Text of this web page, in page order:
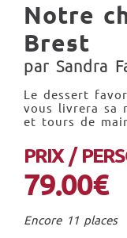
Notre
Brest
par Sandra
Le dessert
vous livrera sa
et tours de
PRIX /
79.00€
Encore 11 places